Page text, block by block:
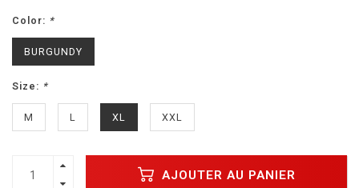
Color: *
BURGUNDY
Size: *
M L XL XXL
AJOUTER AU PANIER